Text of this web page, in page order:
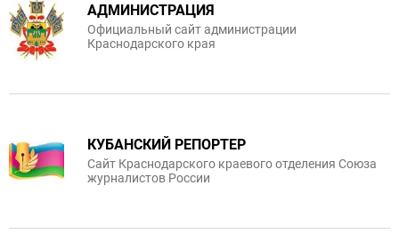
АДМИНИСТРАЦИЯ
Официальный сайт администрации
Краснодарского края
КУБАНСКИЙ РЕПОРТЕР
Сайт Краснодарского краевого отделения Союза
журналистов России